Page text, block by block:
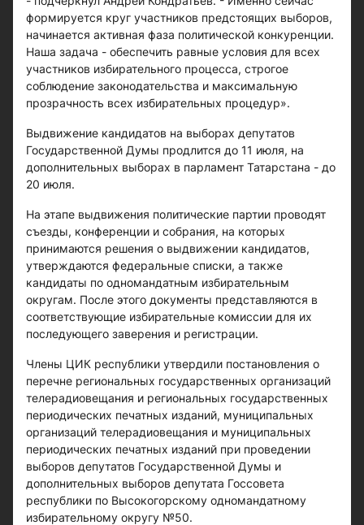
формируется круг участников предстоящих выборов,
начинается активная фаза политической конкуренции.
Наша задача - обеспечить равные условия для всех
участников избирательного процесса, строгое
соблюдение законодательства и максимальную
прозрачность всех избирательных процедур».
Выдвижение кандидатов на выборах депутатов
Государственной Думы продлится до 11 июля, на
дополнительных выборах в парламент Татарстана - до
20 июля.
На этапе выдвижения политические партии проводят
съезды, конференции и собрания, на которых
принимаются решения о выдвижении кандидатов,
утверждаются федеральные списки, а также
кандидаты по одномандатным избирательным
округам. После этого документы представляются в
соответствующие избирательные комиссии для их
последующего заверения и регистрации.
Члены ЦИК республики утвердили постановления о
перечне региональных государственных организаций
телерадиовещания и региональных государственных
периодических печатных изданий, муниципальных
организаций телерадиовещания и муниципальных
периодических печатных изданий при проведении
выборов депутатов Государственной Думы и
дополнительных выборов депутата Госсовета
республики по Высокогорскому одномандатному
избирательному округу №50.